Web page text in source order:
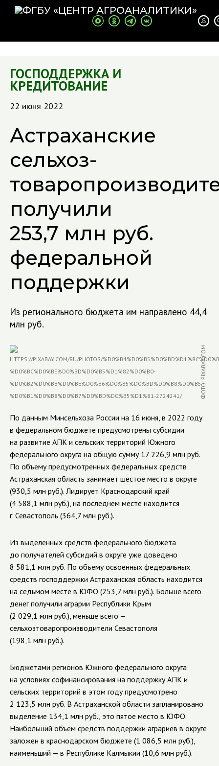
ГОСПОДДЕРЖКА И
КРЕДИТОВАНИЕ
22 июня 2022
Астраханские
сельхоз­
получили
253,7 млн руб.
федеральной
поддержки
Из регионального бюджета им направлено 44,4
млн руб.
ФОТО: PIXABAY.COM
По данным Минсельхоза России на 16 июня, в 2022 году
в федеральном бюджете предусмотрены субсидии
на развитие АПК и сельских территорий Южного
федерального округа на общую сумму 17 226,9 млн руб.
По объему предусмотренных федеральных средств
Астраханская область занимает шестое место в округе
(930,5 млн руб.). Лидирует Краснодарский край
(4 588,1 млн руб.), на последнем месте находится
г. Севастополь (364,7 млн руб.).
Из выделенных средств федерального бюджета
до получателей субсидий в округе уже доведено
8 581,1 млн руб. По объему освоенных федеральных
средств господдержки Астраханская область находится
на седьмом месте в ЮФО (253,7 млн руб.). Больше всего
денег получили аграрии Республики Крым
(2 029,1 млн руб.), меньше всего —
сельхозтоваропроизводители Севастополя
(198,1 млн руб.).
Бюджетами регионов Южного федерального округа
на условиях софинансирования на поддержку АПК и
сельских территорий в этом году предусмотрено
2 123,5 млн руб. В Астраханской области запланировано
выделение 134,1 млн руб., это пятое место в ЮФО.
Наибольший объем средств поддержки аграриев в округе
заложен в краснодарском бюджете (1 086,5 млн руб.),
наименьший — в Республике Калмыкии (10,6 млн руб.).